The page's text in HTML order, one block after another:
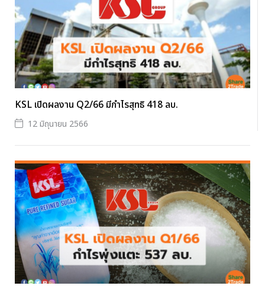
KSL เปิดผลงาน Q2/66 มีกำไรสุทธิ 418 ลบ.
12 มิถุนายน 2566